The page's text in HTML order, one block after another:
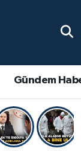
Gündem